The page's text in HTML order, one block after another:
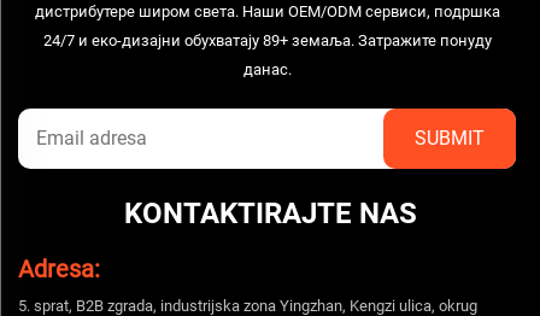
дистрибутере широм света. Наши OEM/ODM сервиси, подршка
24/7 и еко-дизајни обухватају 89+ земаља. Затражите понуду
данас.
KONTAKTIRAJTE NAS
Adresa:
5. sprat, B2B zgrada, industrijska zona Yingzhan, Kengzi ulica, okrug